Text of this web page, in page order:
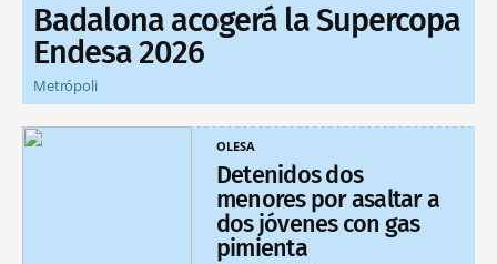
Badalona acogerá la Supercopa
Endesa 2026
Metrópoli
OLESA
Detenidos dos
menores por asaltar a
dos jóvenes con gas
pimienta